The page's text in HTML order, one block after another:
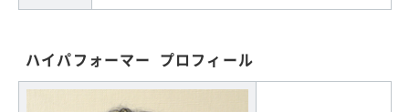
ハイパフォーマー プロフィール